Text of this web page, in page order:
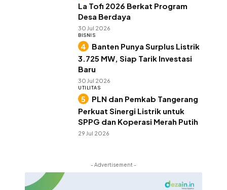
La Tofi 2026 Berkat Program
Desa Berdaya
30 Jul 2026
BISNIS
Banten Punya Surplus Listrik
3.725 MW, Siap Tarik Investasi
Baru
30 Jul 2026
UTILITAS
PLN dan Pemkab Tangerang
Perkuat Sinergi Listrik untuk
SPPG dan Koperasi Merah Putih
29 Jul 2026
- Advertisement -